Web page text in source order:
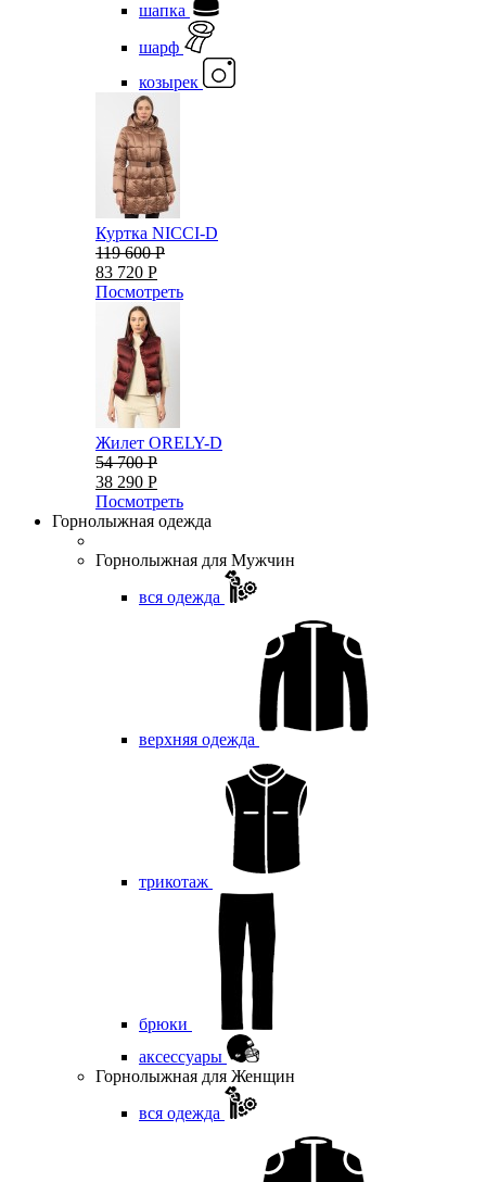
шапка
шарф
козырек
Куртка NICCI-D
119 600 Р
83 720 Р
Посмотреть
Жилет ORELY-D
54 700 Р
38 290 Р
Посмотреть
Горнолыжная одежда
Горнолыжная для Мужчин
вся одежда
верхняя одежда
трикотаж
брюки
аксессуары
Горнолыжная для Женщин
вся одежда